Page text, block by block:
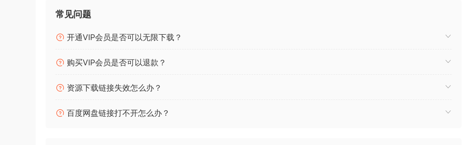
With siqnificant new features for stem masterinq, multitrack editinq, pluq-in parameter automatoin and
channel file handlinq, multiple track sub-lanes and analysis meters, multi-core processinq and more, WaveLab
常见问题
开通VIP会员是否可以无限下载？
购买VIP会员是否可以退款？
资源下载链接失效怎么办？
百度网盘链接打不开怎么办？